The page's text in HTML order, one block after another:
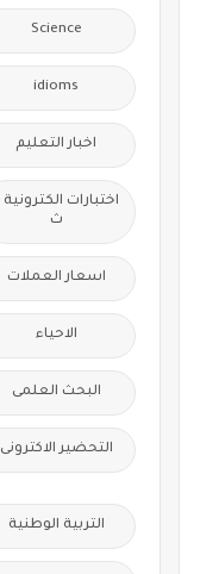
Science
idioms
اخبار التعليم
ث
اسعار العملات
الاحياء
البحث العلمى
التحضير الاكترونى
التربية الوطنية